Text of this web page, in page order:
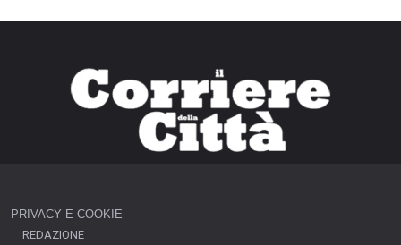
PRIVACY E COOKIE
REDAZIONE